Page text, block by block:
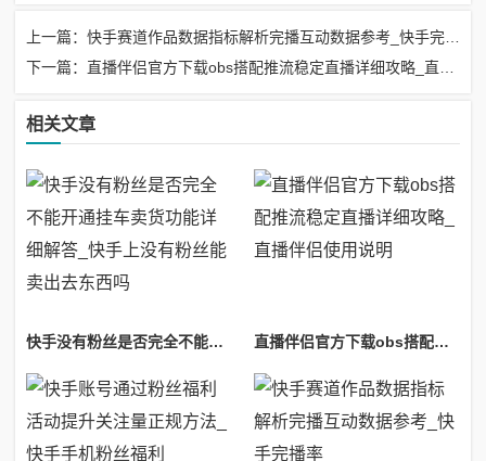
相关文章
快手没有粉丝是否完全不能开通挂车卖货功能详细解答_快手上没有粉丝能卖出去东西吗 直播伴侣官方下载obs搭配推流稳定直播详细攻略_直播伴侣使用说明